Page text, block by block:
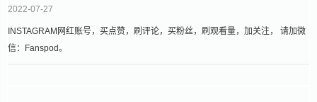
2022-07-27
INSTAGRAM网红账号，买点赞，刷评论，买粉丝，刷观看量，加关注， 请加微
信：Fanspod。